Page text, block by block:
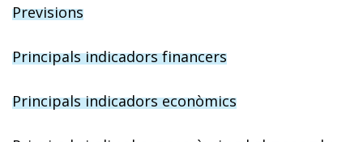
Previsions
Principals indicadors financers
Principals indicadors econòmics